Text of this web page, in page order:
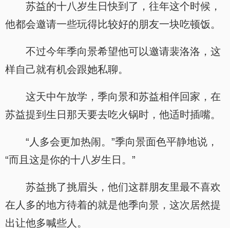
苏益的十八岁生日快到了，往年这个时候，
他都会邀请一些玩得比较好的朋友一块吃顿饭。
不过今年季向景希望他可以邀请裴洛洛，这
样自己就有机会跟她私聊。
这天中午放学，季向景和苏益相伴回家，在
苏益提到生日那天要去吃火锅时，他适时插嘴。
“人多会更加热闹。”季向景面色平静地说，
“而且这是你的十八岁生日。”
苏益挑了挑眉头，他们这群朋友里最不喜欢
在人多的地方待着的就是他季向景，这次居然提
出让他多喊些人。